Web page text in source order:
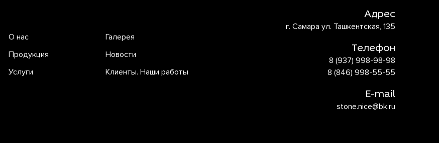
О нас
Продукция
Услуги
Галерея
Новости
Клиенты. Наши работы
Адрес
г. Самара ул. Ташкентская, 135
Телефон
8 (937) 998-98-98
8 (846) 998-55-55
E-mail
stone.nice@bk.ru